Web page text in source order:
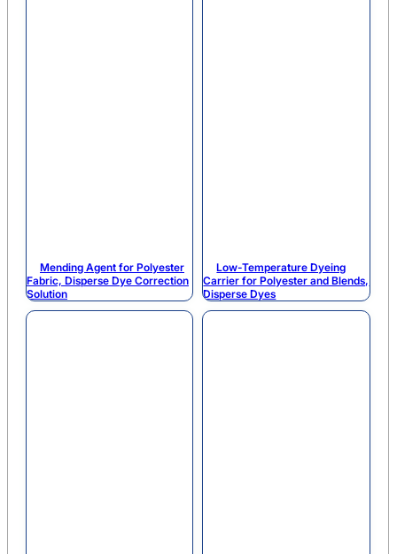
Mending Agent for Polyester
Fabric, Disperse Dye Correction
Solution
Low-Temperature Dyeing
Carrier for Polyester and Blends,
Disperse Dyes